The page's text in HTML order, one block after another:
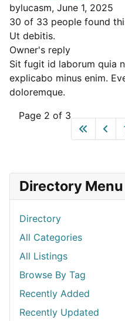
bylucasm, June 1, 2025
30 of 33 people found
Ut debitis.
Owner's reply
Sit fugit id laborum quia
explicabo minus enim.
doloremque.
Page 2 of 3
Directory Menu
Directory
All Categories
All Listings
Browse By Tag
Recently Added
Recently Updated